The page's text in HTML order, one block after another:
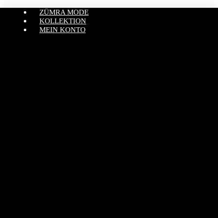
ZÜMRA MODE
KOLLEKTION
MEIN KONTO